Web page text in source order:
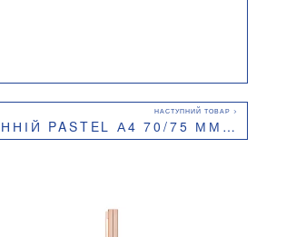
ММ ВНУТРІШНІЙ ЗОВНІШНІЙ BM.3021